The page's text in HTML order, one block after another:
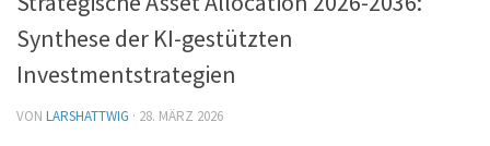
Synthese der KI-gestützten
Investmentstrategien
VON LARSHATTWIG · 28. MÄRZ 2026